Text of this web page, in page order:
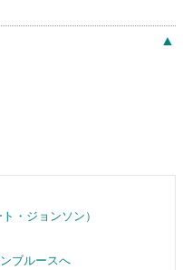
▲
・ジョンソン）
ブルースへ